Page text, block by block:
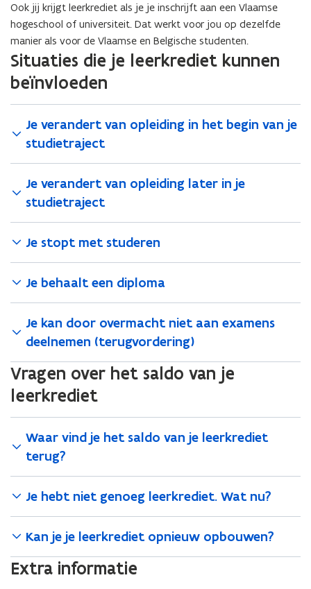
Ook jij krijgt leerkrediet als je je inschrijft aan een Vlaamse
hogeschool of universiteit. Dat werkt voor jou op dezelfde
manier als voor de Vlaamse en Belgische studenten.
Situaties die je leerkrediet kunnen
beïnvloeden
Je verandert van opleiding in het begin van je
studietraject
Je verandert van opleiding later in je
studietraject
Je stopt met studeren
Je behaalt een diploma
Je kan door overmacht niet aan examens
deelnemen (terugvordering)
Vragen over het saldo van je
leerkrediet
Waar vind je het saldo van je leerkrediet
terug?
Je hebt niet genoeg leerkrediet. Wat nu?
Kan je je leerkrediet opnieuw opbouwen?
Extra informatie